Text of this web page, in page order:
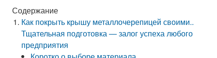
Содержание
Как покрыть крышу металлочерепицей своими..
Тщательная подготовка — залог успеха любого
предприятия